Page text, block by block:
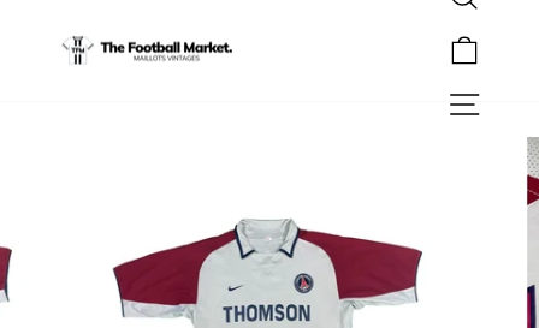
Rechercher
Navigation